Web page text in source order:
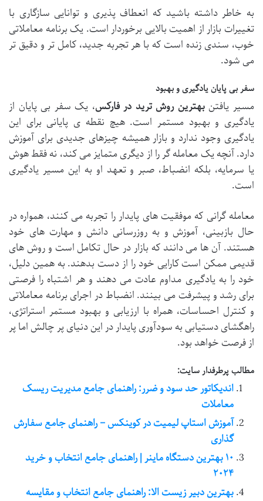
به خاطر داشته باشید که انعطاف پذیری و توانایی سازگاری با
تغییرات بازار از اهمیت بالایی برخوردار است. یک برنامه معاملاتی
خوب، سندی زنده است که با هر تجربه جدید، کامل تر و دقیق تر
می شود.
سفر بی پایان یادگیری و بهبود
مسیر یافتنبهترین روش ترید در فارکس، یک سفر بی پایان از
یادگیری و بهبود مستمر است. هیچ نقطه ی پایانی برای این
یادگیری وجود ندارد و بازار همیشه چیزهای جدیدی برای آموزش
دارد. آنچه یک معامله گر را از دیگری متمایز می کند، نه فقط هوش
یا سرمایه، بلکه انضباط، صبر و تعهد او به این مسیر یادگیری
است.
معامله گرانی که موفقیت های پایدار را تجربه می کنند، همواره در
حال بازبینی، آموزش و به روزرسانی دانش و مهارت های خود
هستند. آن ها می دانند که بازار در حال تکامل است و روش های
قدیمی ممکن است کارایی خود را از دست بدهند. به همین دلیل،
خود را به یادگیری مداوم عادت می دهند و هر اشتباه را فرصتی
برای رشد و پیشرفت می بینند. انضباط در اجرای برنامه معاملاتی
و کنترل احساسات، همراه با ارزیابی و بهبود مستمر استراتژی،
راهگشای دستیابی به سودآوری پایدار در این دنیای پر چالش اما پر
از فرصت خواهد بود.
مطالب پرطرفدار سایت:
اندیکاتور حد سود و ضرر: راهنمای جامع مدیریت ریسک
معاملات
آموزش استاپ لیمیت در کوینکس – راهنمای جامع سفارش
گذاری
۱۰ بهترین دستگاه ماینر | راهنمای جامع انتخاب و خرید
۲۰۲۴
بهترین دبیر زیست الا: راهنمای جامع انتخاب و مقایسه